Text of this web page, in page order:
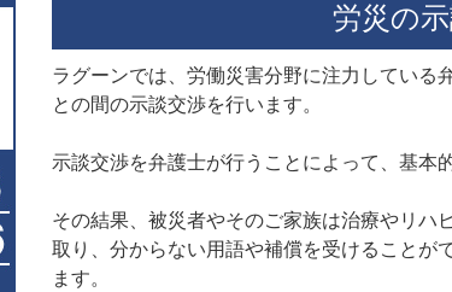
労災の
ラグーンでは、労働災害分野に注力している
との間の示談交渉を行います。
示談交渉を弁護士が行うことによって、基本
その結果、被災者やそのご家族は治療やリハ
取り、分からない用語や補償を受けることが
ます。